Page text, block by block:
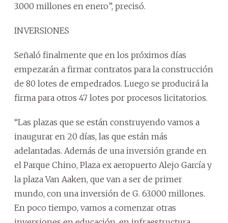
3.000 millones en enero”, precisó.
INVERSIONES
Señaló finalmente que en los próximos días
empezarán a firmar contratos para la construcción
de 80 lotes de empedrados. Luego se producirá la
firma para otros 47 lotes por procesos licitatorios.
“Las plazas que se están construyendo vamos a
inaugurar en 20 días, las que están más
adelantadas. Además de una inversión grande en
el Parque Chino, Plaza ex aeropuerto Alejo García y
la plaza Van Aaken, que van a ser de primer
mundo, con una inversión de G. 63.000 millones.
En poco tiempo, vamos a comenzar otras